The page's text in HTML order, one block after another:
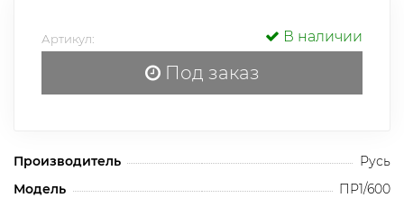
Артикул: В наличии
Под заказ
Производитель
Русь
Модель
ПР1/600